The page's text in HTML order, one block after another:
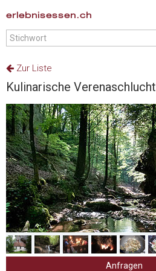
erlebnisessen.ch
Zur Liste
Kulinarische Verenaschlucht
Anfragen